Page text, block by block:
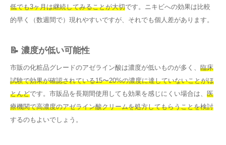
低でも3ヶ月は継続してみることが大切です。ニキビへの効果は比較
的早く（数週間で）現れやすいですが、それでも個人差があります。
📝 濃度が低い可能性
市販の化粧品グレードのアゼライン酸は濃度が低いものが多く、 臨床
試験で効果が確認されている15〜20%の濃度に達していないことがほ
とんどです。市販品を長期間使用しても効果を感じにくい場合は、 医
療機関で高濃度のアゼライン酸クリームを処方してもらうことを検討
するのもよいでしょう。